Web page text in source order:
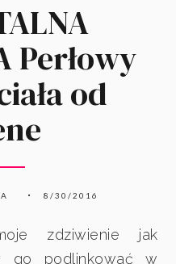
Perłowy
od
8/30/2016
zdziwienie jak
go podlinkować w